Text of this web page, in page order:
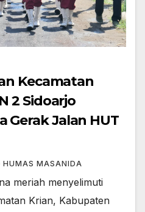
Kecamatan
2 Sidoarjo
Jalan HUT
HUMAS MASANIDA
meriah menyelimuti
Krian, Kabupaten